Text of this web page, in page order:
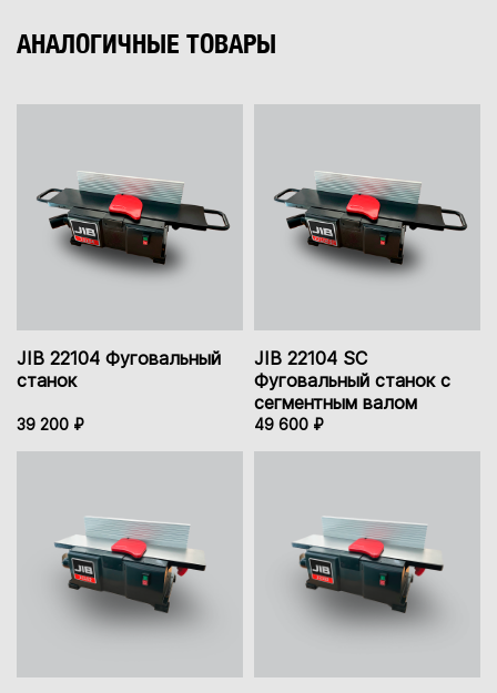
АНАЛОГИЧНЫЕ ТОВАРЫ
JIB 22104 Фуговальный
станок
39 200 ₽
JIB 22104 SC
Фуговальный станок с
сегментным валом
49 600 ₽